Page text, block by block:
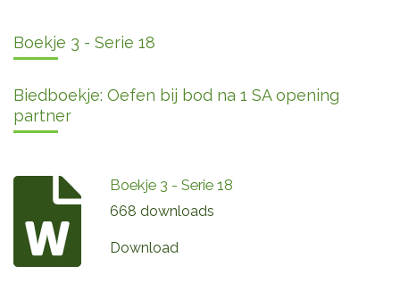
Boekje 3 - Serie 18
Biedboekje: Oefen bij bod na 1 SA opening
partner
Boekje 3 - Serie 18
668 downloads
Download